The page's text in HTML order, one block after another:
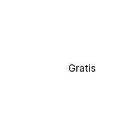
Gratis